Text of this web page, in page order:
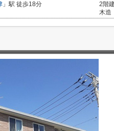
」駅 徒歩18分
2階
木造